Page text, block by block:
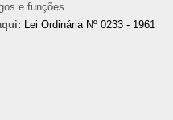
e funções.
Lei Ordinária Nº 0233 - 1961